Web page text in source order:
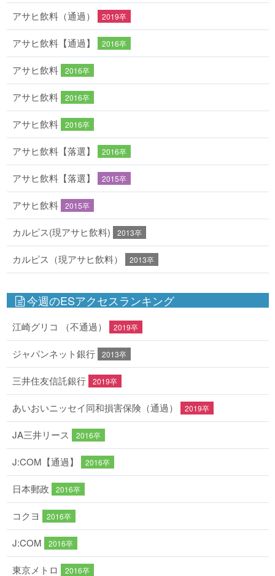
アサヒ飲料（通過） 2019卒
アサヒ飲料【通過】 2016卒
アサヒ飲料 2016卒
アサヒ飲料 2016卒
アサヒ飲料 2016卒
アサヒ飲料【落選】 2016卒
アサヒ飲料【落選】 2015卒
アサヒ飲料 2015卒
カルピス(現アサヒ飲料) 2013卒
カルピス（現アサヒ飲料） 2013卒
今週のESアクセスランキング
江崎グリコ （不通過） 2019卒
ジャパンネット銀行 2013卒
三井住友信託銀行 2019卒
あいおいニッセイ同和損害保険（通過） 2019卒
JA三井リース 2016卒
J:COM【通過】 2016卒
日本郵政 2016卒
コクヨ 2016卒
J:COM 2016卒
東京メトロ 2016卒